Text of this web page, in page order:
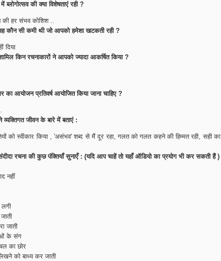
की क्या विशेषताएं रही ?
की हर संभव कोशिश ..
कौन सी कमी थी जो आपको हमेशा खटकती रही ?
दिया
किन रचनाकारों ने आपको ज्यादा आकर्षित किया ?
का आयोजन प्रतिवर्ष आयोजित किया जाना चाहिए ?
जीवन के बारे में बताएं :
को स्वीकार किया , 'असंभव' शब्द से मैं दूर रहा, गलत को गलत कहने की हिम्मत रही, सही का
रचना की कुछ पंक्तियाँ सुनाएँ : (यदि आप चाहें तो यहाँ ऑडियो का प्रयोग भी कर सकती हैं )
नहीं
लगी
जाती
के संग
का छोर
को बाध्य कर जाती